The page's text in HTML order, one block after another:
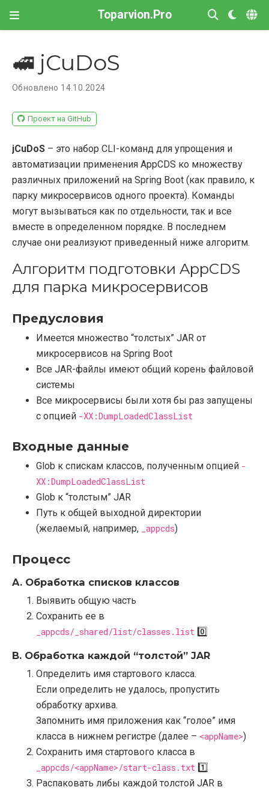
Toparvion.Pro
🚅 jCuDoS
Обновлено 14.10.2024
Проект на GitHub
jCuDoS – это набор CLI-команд для упрощения и
автоматизации применения AppCDS ко множеству
различных приложений на Spring Boot (как правило, к
парку микросервисов одного проекта). Команды
могут вызываться как по отдельности, так и все
вместе в определенном порядке. В последнем
случае они реализуют приведенный ниже алгоритм.
Алгоритм подготовки AppCDS
для парка микросервисов
Предусловия
Имеется множество “толстых” JAR от
микросервисов на Spring Boot
Все JAR-файлы имеют общий корень файловой
системы
Все микросервисы были хотя бы раз запущены
с опцией -XX:DumpLoadedClassList
Входные данные
Glob к спискам классов, полученным опцией -
XX:DumpLoadedClassList
Glob к “толстым” JAR
Путь к общей выходной директории
(желаемый, например,
_appcds)
Процесс
A. Обработка списков классов
Выявить общую часть
Сохранить ее в
_appcds/_shared/list/classes.list 0️⃣
B. Обработка каждой “толстой” JAR
Определить имя стартового класса.
Если определить не удалось, пропустить
обработку архива.
Запомнить имя приложения как “голое” имя
класса в нижнем регистре (далее – <appName>)
Сохранить имя стартового класса в
_appcds/<appName>/start-class.txt 1️⃣
Распаковать либы каждой толстой JAR в